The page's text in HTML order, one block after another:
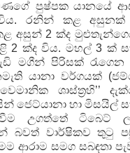
පුෂ්පක යානයේ
රනින් කළ අසුනක්
අසුන් 2 ක්ද
2 ක්ද විය. මහල් 3 ක්
මගීන් පිරිසක් රැගෙන
නමැති යානා වර්ගයක්
ශාස්ත්‍රහි’’
ජෙට්යානා හා මිසයිල්
උගත්තේ ටිබෙට්
බවත් වාර්ෂිකව තුටු
ආරාම සමග සබඳතා